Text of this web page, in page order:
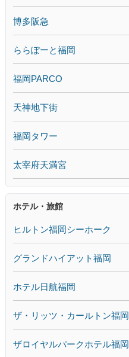
博多阪急
ららぽーと福岡
福岡PARCO
天神地下街
福岡タワー
太宰府天満宮
ホテル・旅館
ヒルトン福岡シーホーク
グランドハイアット福岡
ホテル日航福岡
ザ・リッツ・カールトン福岡
ザロイヤルパークホテル福岡